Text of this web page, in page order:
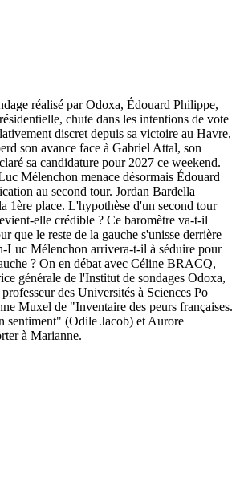
réalisé par Odoxa, Édouard Philippe,
chute dans les intentions de vote
discret depuis sa victoire au Havre,
son avance face à Gabriel Attal, son
sa candidature pour 2027 ce weekend.
Mélenchon menace désormais Édouard
au second tour. Jordan Bardella
1ère place. L'hypothèse d'un second tour
elle crédible ? Ce baromètre va-t-il
que le reste de la gauche s'unisse derrière
Luc Mélenchon arrivera-t-il à séduire pour
? On en débat avec Céline BRACQ,
générale de l'Institut de sondages Odoxa,
des Universités à Sciences Po
Muxel de "Inventaire des peurs françaises.
sentiment" (Odile Jacob) et Aurore
à Marianne.